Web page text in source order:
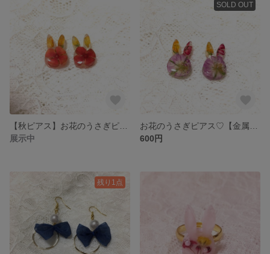
展示中
SOLD OUT
600円
残り1点